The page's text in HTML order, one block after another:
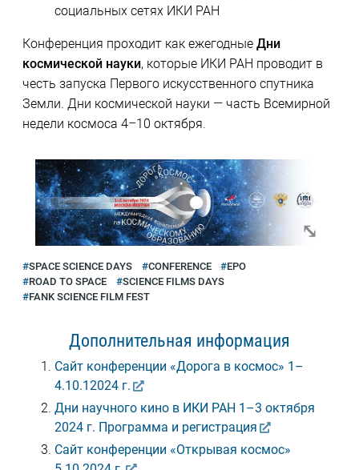
социальных сетях ИКИ РАН
Конференция проходит как ежегодные Дни
космической науки, которые ИКИ РАН проводит в
честь запуска Первого искусственного спутника
Земли. Дни космической науки — часть Всемирной
недели космоса 4–10 октября.
SPACE SCIENCE DAYS CONFERENCE
EPO
ROAD TO SPACE
SCIENCE FILMS DAYS
FANK SCIENCE FILM FEST
Дополнительная информация
Сайт конференции «Дорога в космос» 1–
4.10.12024 г.
Дни научного кино в ИКИ РАН 1–3 октября
2024 г. Программа и регистрация
Сайт конференции «Открывая космос»